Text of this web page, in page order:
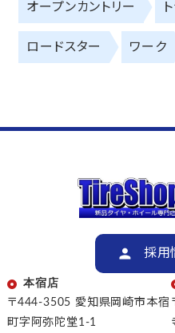
オープンカントリー
ロードスター ワーク
採用
本宿店
〒444-3505 愛知県岡崎市本宿
町字阿弥陀堂1-1